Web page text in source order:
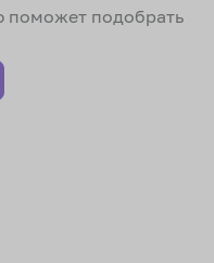
поможет подобрать